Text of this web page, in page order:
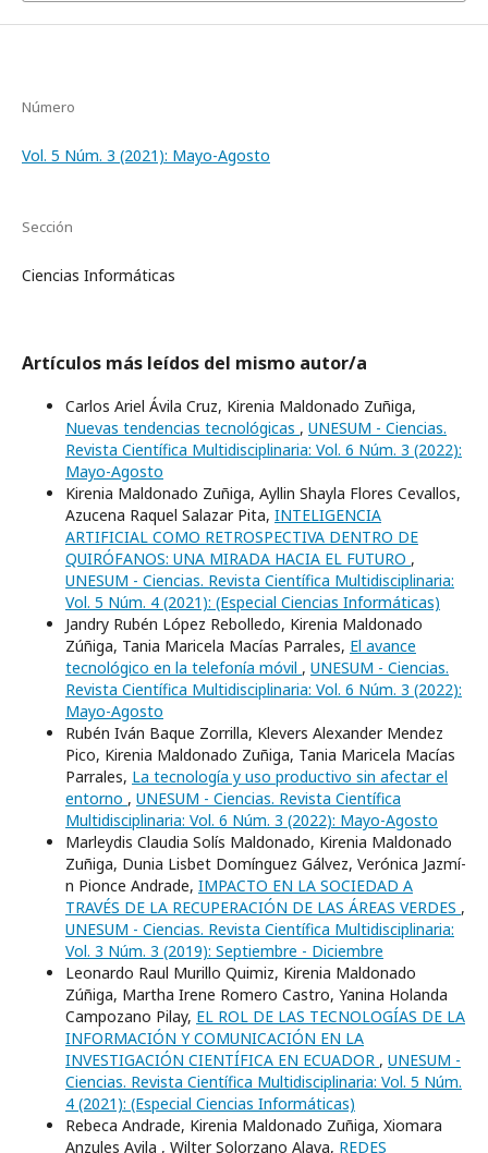
Número
Vol. 5 Núm. 3 (2021): Mayo-Agosto
Sección
Ciencias Informáticas
Artículos más leídos del mismo autor/a
Carlos Ariel Ávila Cruz, Kirenia Maldonado Zuñiga,
Nuevas tendencias tecnológicas , UNESUM - Ciencias.
Revista Científica Multidisciplinaria: Vol. 6 Núm. 3 (2022):
Mayo-Agosto
Kirenia Maldonado Zuñiga, Ayllin Shayla Flores Cevallos,
Azucena Raquel Salazar Pita, INTELIGENCIA
ARTIFICIAL COMO RETROSPECTIVA DENTRO DE
QUIRÓFANOS: UNA MIRADA HACIA EL FUTURO ,
UNESUM - Ciencias. Revista Científica Multidisciplinaria:
Vol. 5 Núm. 4 (2021): (Especial Ciencias Informáticas)
Jandry Rubén López Rebolledo, Kirenia Maldonado
Zúñiga, Tania Maricela Macías Parrales, El avance
tecnológico en la telefonía móvil , UNESUM - Ciencias.
Revista Científica Multidisciplinaria: Vol. 6 Núm. 3 (2022):
Mayo-Agosto
Rubén Iván Baque Zorrilla, Klevers Alexander Mendez
Pico, Kirenia Maldonado Zuñiga, Tania Maricela Macías
Parrales, La tecnología y uso productivo sin afectar el
entorno , UNESUM - Ciencias. Revista Científica
Multidisciplinaria: Vol. 6 Núm. 3 (2022): Mayo-Agosto
Marleydis Claudia Solí­s Maldonado, Kirenia Maldonado
Zuñiga, Dunia Lisbet Domí­nguez Gálvez, Verónica Jazmí­
n Pionce Andrade, IMPACTO EN LA SOCIEDAD A
TRAVÉS DE LA RECUPERACIÓN DE LAS ÁREAS VERDES ,
UNESUM - Ciencias. Revista Científica Multidisciplinaria:
Vol. 3 Núm. 3 (2019): Septiembre - Diciembre
Leonardo Raul Murillo Quimiz, Kirenia Maldonado
Zúñiga, Martha Irene Romero Castro, Yanina Holanda
Campozano Pilay, EL ROL DE LAS TECNOLOGÍAS DE LA
INFORMACIÓN Y COMUNICACIÓN EN LA
INVESTIGACIÓN CIENTÍFICA EN ECUADOR , UNESUM -
Ciencias. Revista Científica Multidisciplinaria: Vol. 5 Núm.
4 (2021): (Especial Ciencias Informáticas)
Rebeca Andrade, Kirenia Maldonado Zuñiga, Xiomara
Anzules Avila , Wilter Solorzano Alava, REDES